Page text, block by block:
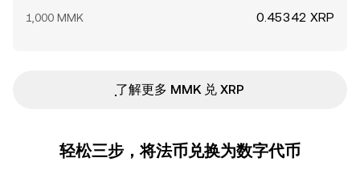
1,000 MMK 0.45342 XRP
ִִִִִִִִִִִִִִִִִִִִִִִִִִִִִִִִִִִִִִִִִִִִִִִ了解更多 MMK 兑 XRP
轻松三步，将法币兑换为数字代币